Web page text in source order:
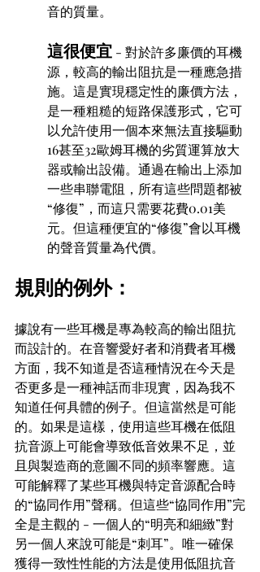
音的質量。
這很便宜 - 對於許多廉價的耳機
源，較高的輸出阻抗是一種應急措
施。這是實現穩定性的廉價方法，
是一種粗糙的短路保護形式，它可
以允許使用一個本來無法直接驅動
16甚至32歐姆耳機的劣質運算放大
器或輸出設備。通過在輸出上添加
一些串聯電阻，所有這些問題都被
“修復”，而這只需要花費0.01美
元。但這種便宜的“修復”會以耳機
的聲音質量為代價。
規則的例外：
據說有一些耳機是專為較高的輸出阻抗
而設計的。在音響愛好者和消費者耳機
方面，我不知道是否這種情況在今天是
否更多是一種神話而非現實，因為我不
知道任何具體的例子。但這當然是可能
的。如果是這樣，使用這些耳機在低阻
抗音源上可能會導致低音效果不足，並
且與製造商的意圖不同的頻率響應。這
可能解釋了某些耳機與特定音源配合時
的“協同作用”聲稱。但這些“協同作用”完
全是主觀的 - 一個人的“明亮和細緻”對
另一個人來說可能是“刺耳”。唯一確保
獲得一致性性能的方法是使用低阻抗音